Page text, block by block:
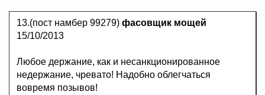
13.(пост намбер 99279) фасовщик мощей
15/10/2013
Любое держание, как и несанкционированное
недержание, чревато! Надобно облегчаться
вовремя позывов!